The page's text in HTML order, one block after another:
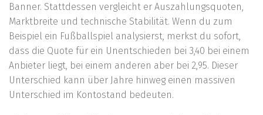
Banner. Stattdessen vergleicht er Auszahlungsquoten,
Marktbreite und technische Stabilität. Wenn du zum
Beispiel ein Fußballspiel analysierst, merkst du sofort,
dass die Quote für ein Unentschieden bei 3,40 bei einem
Anbieter liegt, bei einem anderen aber bei 2,95. Dieser
Unterschied kann über Jahre hinweg einen massiven
Unterschied im Kontostand bedeuten.